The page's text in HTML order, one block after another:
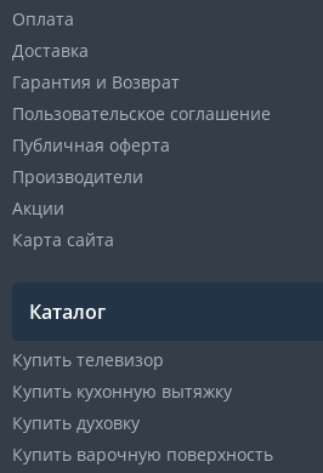
Оплата
Доставка
Гарантия и Возврат
Пользовательское соглашение
Публичная оферта
Производители
Акции
Карта сайта
Каталог
Купить телевизор
Купить кухонную вытяжку
Купить духовку
Купить варочную поверхность